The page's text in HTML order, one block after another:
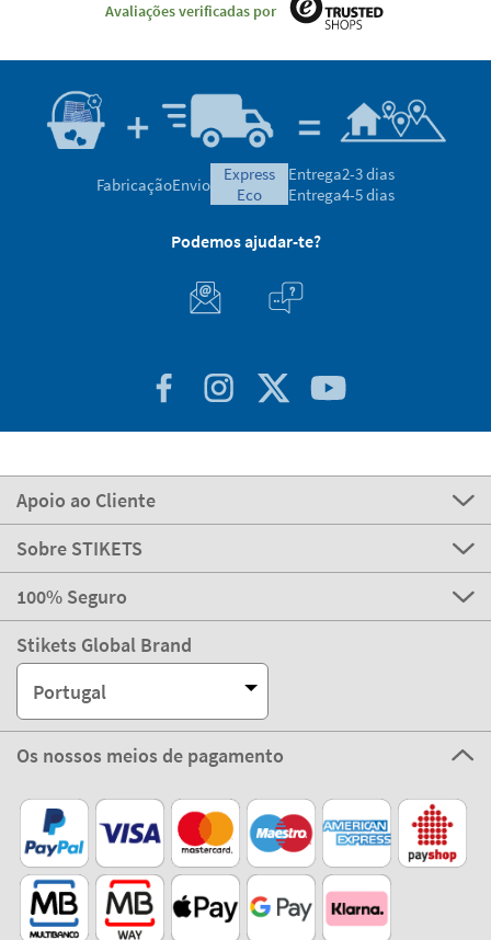
Avaliações verificadas por
FabricaçãoEnvio
express
eco
Entrega2-3 dias
Entrega4-5 dias
Podemos ajudar-te?
Apoio ao Cliente
Sobre STIKETS
100% Seguro
Stikets Global Brand
Portugal
Os nossos meios de pagamento